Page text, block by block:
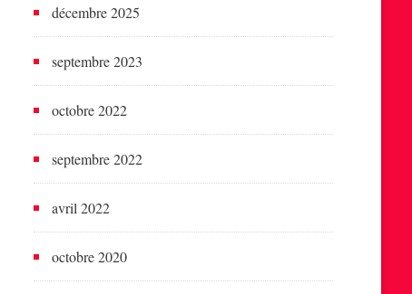
décembre 2025
septembre 2023
octobre 2022
septembre 2022
avril 2022
octobre 2020